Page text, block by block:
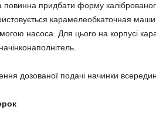
придбати форму
карамелеобкаточная
насоса. Для цього на корпусі
дозованої подачі начинки